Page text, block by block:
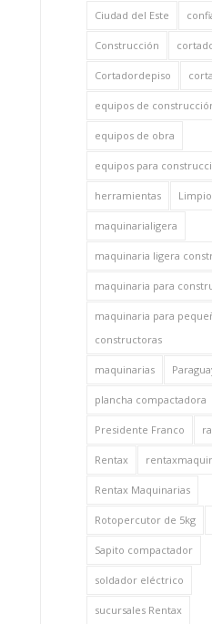
Ciudad del Este
Construcción
Cortadordepiso
equipos de
equipos de obra
equipos para
herramientas Limpio
maquinarialigera
maquinaria ligera
maquinaria para
maquinaria para
constructoras
maquinarias
plancha compactadora
Presidente Franco
Rentax
Rentax Maquinarias
Rotopercutor de 5kg
Sapito compactador
soldador eléctrico
sucursales Rentax